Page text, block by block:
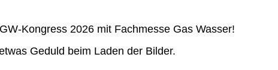
Kongress 2026 mit Fachmesse Gas Wasser!
Geduld beim Laden der Bilder.